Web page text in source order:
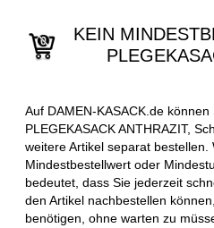
KEIN
Auf DAMEN-KASACK.de
PLEGEKASACK ANTHRAZIT,
weitere Artikel separat bestellen.
Mindestbestellwert oder
bedeutet, dass Sie jederzeit
den Artikel nachbestellen
benötigen, ohne warten zu